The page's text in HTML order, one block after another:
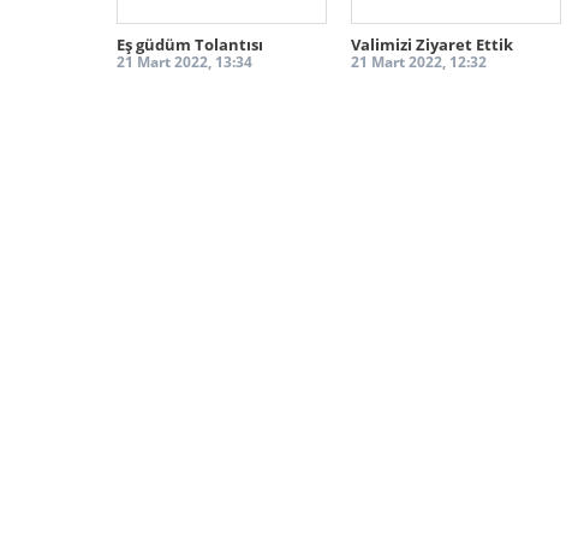
Eş güdüm Tolantısı
21 Mart 2022, 13:34
Valimizi Ziyaret Ettik
21 Mart 2022, 12:32